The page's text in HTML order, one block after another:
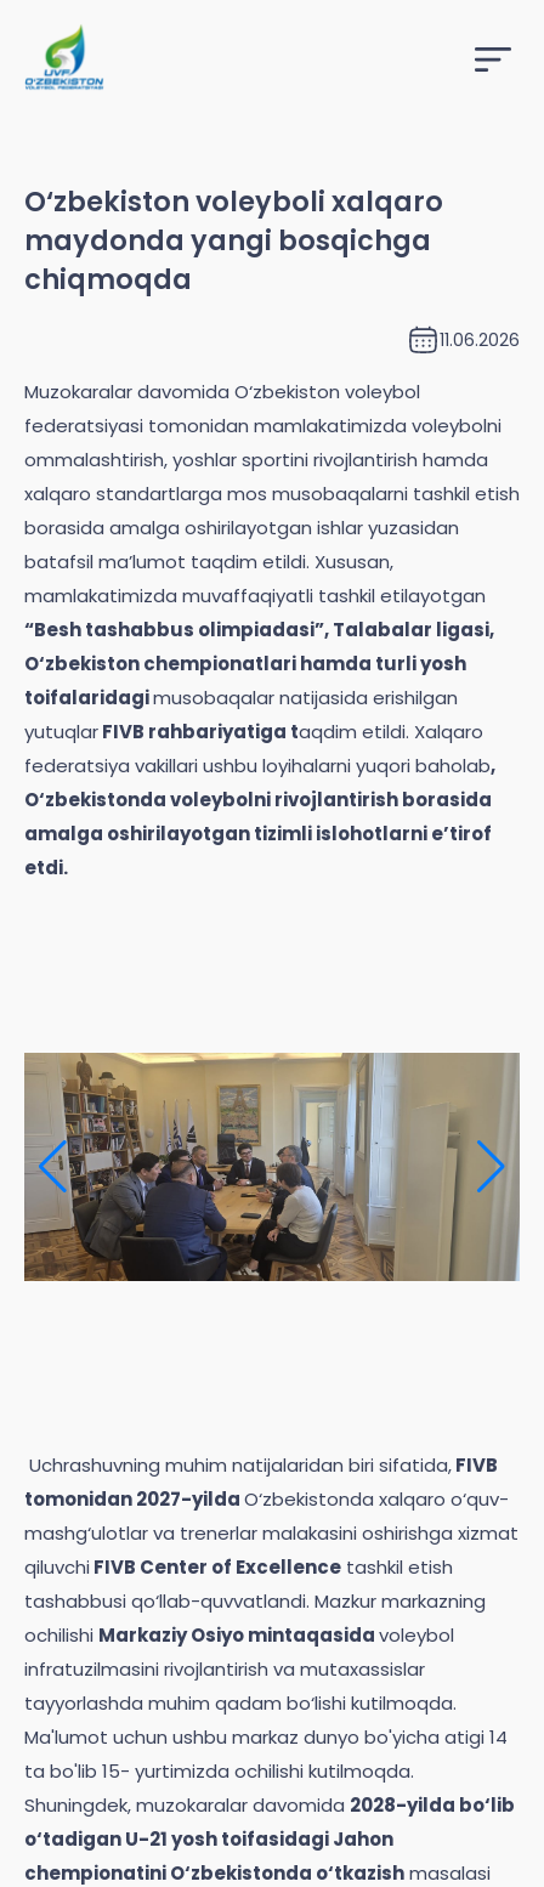
O‘zbekiston voleyboli xalqaro
maydonda yangi bosqichga
chiqmoqda
11.06.2026
Muzokaralar davomida O‘zbekiston voleybol
federatsiyasi tomonidan mamlakatimizda voleybolni
ommalashtirish, yoshlar sportini rivojlantirish hamda
xalqaro standartlarga mos musobaqalarni tashkil etish
borasida amalga oshirilayotgan ishlar yuzasidan
batafsil ma’lumot taqdim etildi. Xususan,
mamlakatimizda muvaffaqiyatli tashkil etilayotgan
“Besh tashabbus olimpiadasi”, Talabalar ligasi,
O‘zbekiston chempionatlari hamda turli yosh
toifalaridagimusobaqalar natijasida erishilgan
yutuqlarFIVB rahbariyatiga taqdim etildi. Xalqaro
federatsiya vakillari ushbu loyihalarni yuqori baholab,
O‘zbekistonda voleybolni rivojlantirish borasida
amalga oshirilayotgan tizimli islohotlarni e’tirof
etdi.
Uchrashuvning muhim natijalaridan biri sifatida,FIVB
tomonidan 2027-yildaO‘zbekistonda xalqaro o‘quv-
mashg‘ulotlar va trenerlar malakasini oshirishga xizmat
qiluvchi FIVB Center of Excellence tashkil etish
tashabbusi qo‘llab-quvvatlandi. Mazkur markazning
ochilishi Markaziy Osiyo mintaqasidavoleybol
infratuzilmasini rivojlantirish va mutaxassislar
tayyorlashda muhim qadam bo‘lishi kutilmoqda.
Ma'lumot uchun ushbu markaz dunyo bo'yicha atigi 14
ta bo'lib 15- yurtimizda ochilishi kutilmoqda.
Shuningdek, muzokaralar davomida 2028-yilda bo‘lib
o‘tadigan U-21 yosh toifasidagi Jahon
chempionatini O‘zbekistonda o‘tkazishmasalasi